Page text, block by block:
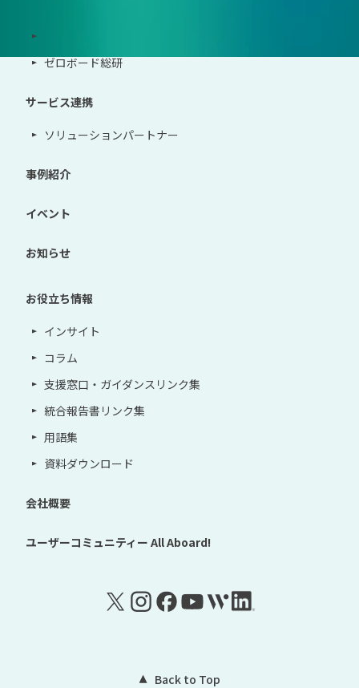
ゼロボード総研
サービス連携
ソリューションパートナー
事例紹介
イベント
お知らせ
お役立ち情報
インサイト
コラム
支援窓口・ガイダンスリンク集
統合報告書リンク集
用語集
資料ダウンロード
会社概要
ユーザーコミュニティー All Aboard!
Back to Top